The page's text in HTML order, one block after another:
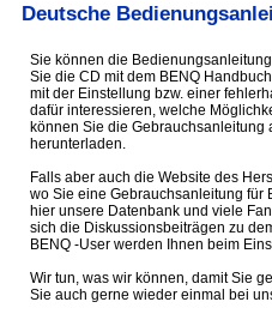
Deutsche
Sie können die
Sie die CD mit dem BENQ
mit der Einstellung bzw. einer
dafür interessieren, welche
können Sie die Gebrauchsanleitung
herunterladen.
Falls aber auch die Website des
wo Sie eine Gebrauchsanleitung für
hier unsere Datenbank und viele
sich die Diskussionsbeiträgen zu
BENQ -User werden Ihnen beim
Wir tun, was wir können, damit Sie
Sie auch gerne wieder einmal bei